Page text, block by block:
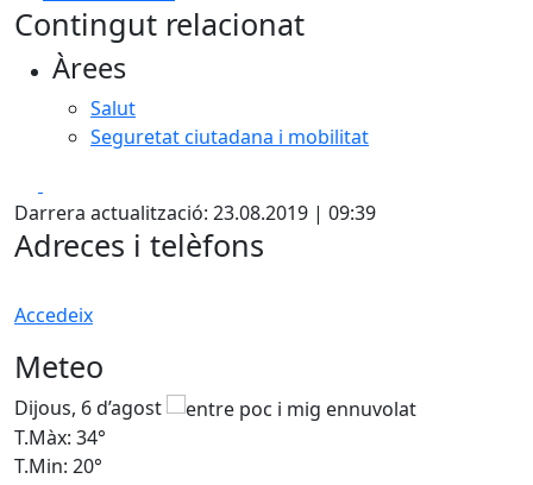
+
−
Contingut relacionat
Àrees
Salut
Seguretat ciutadana i mobilitat
Darrera actualització: 23.08.2019 | 09:39
Adreces i telèfons
Accedeix
Meteo
Dijous, 6 d’agost
T.Màx: 34°
T.Min: 20°